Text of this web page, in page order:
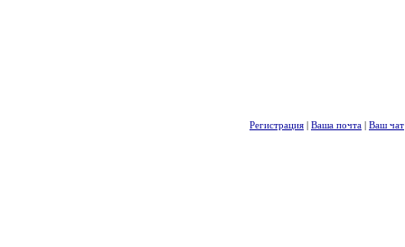
Регистрация | Ваша почта | Ваш чат